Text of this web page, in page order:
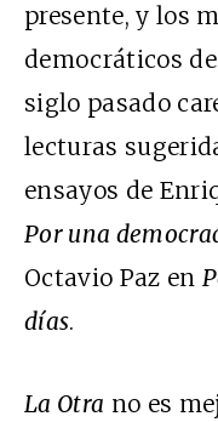
presente, y los
democráticos
siglo pasado
lecturas
ensayos de
Por una
Octavio Paz en
días.
La Otra no es